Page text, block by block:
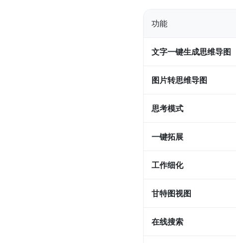
功能
文字一键生成思维导图
图片转思维导图
思考模式
一键拓展
工作细化
甘特图视图
在线搜索